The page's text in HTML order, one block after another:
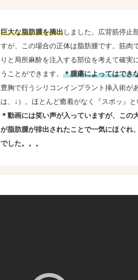
巨大な脂肪腫を摘出しました。広背筋停止
すが、この場合の正体は脂肪腫です。筋肉
りと局所麻酔を注入する部位を考えて確
うことができます。 ＊腫瘍によってはでき
豊胸で行うシリコンインプラント挿入術が
は、↓）。ほとんど癒着がなく『スポッ』
＊動画には笑い声が入っていますが、こ
が脂肪腫が排出されたことで一気にほぐれ
でした。。。